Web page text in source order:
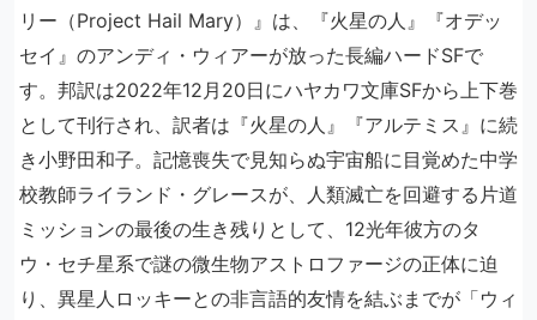
リー（Project Hail Mary）』は、『火星の人』『オデッ
セイ』のアンディ・ウィアーが放った長編ハードSFで
す。邦訳は2022年12月20日にハヤカワ文庫SFから上下巻
として刊行され、訳者は『火星の人』『アルテミス』に続
き小野田和子。記憶喪失で見知らぬ宇宙船に目覚めた中学
校教師ライランド・グレースが、人類滅亡を回避する片道
ミッションの最後の生き残りとして、12光年彼方のタ
ウ・セチ星系で謎の微生物アストロファージの正体に迫
り、異星人ロッキーとの非言語的友情を結ぶまでが「ウィ